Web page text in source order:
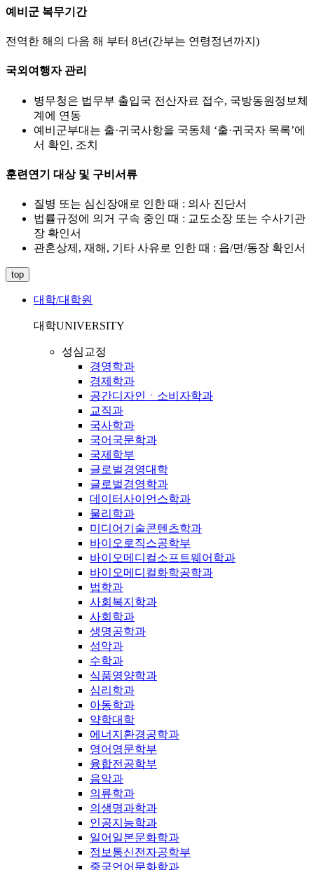
예비군 복무기간
전역한 해의 다음 해 부터 8년(간부는 연령정년까지)
국외여행자 관리
병무청은 법무부 출입국 전산자료 접수, 국방동원정보체
계에 연동
예비군부대는 출·귀국사항을 국동체 ‘출·귀국자 목록’에
서 확인, 조치
훈련연기 대상 및 구비서류
질병 또는 심신장애로 인한 때 : 의사 진단서
법률규정에 의거 구속 중인 때 : 교도소장 또는 수사기관
장 확인서
관혼상제, 재해, 기타 사유로 인한 때 : 읍/면/동장 확인서
top
대학/대학원
대학UNIVERSITY
성심교정
경영학과
경제학과
공간디자인ㆍ소비자학과
교직과
국사학과
국어국문학과
국제학부
글로벌경영대학
글로벌경영학과
데이터사이언스학과
물리학과
미디어기술콘텐츠학과
바이오로직스공학부
바이오메디컬소프트웨어학과
바이오메디컬화학공학과
법학과
사회복지학과
사회학과
생명공학과
성악과
수학과
식품영양학과
심리학과
아동학과
약학대학
에너지환경공학과
영어영문학부
융합전공학부
음악과
의류학과
의생명과학과
인공지능학과
일어일본문화학과
정보통신전자공학부
중국언어문화학과